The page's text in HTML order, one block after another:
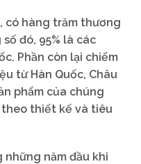
có hàng trăm thương
đó, 95% là các
Phần còn lại chiếm
từ Hàn Quốc, Châu
phẩm của chúng
theo thiết kế và tiêu
năm đầu khi